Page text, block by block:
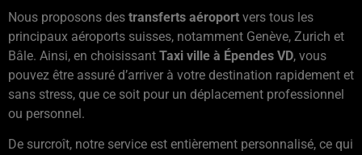
Nous proposons des transferts aéroport vers tous les
principaux aéroports suisses, notamment Genève, Zurich et
Bâle. Ainsi, en choisissant Taxi ville à Épendes VD, vous
pouvez être assuré d’arriver à votre destination rapidement et
sans stress, que ce soit pour un déplacement professionnel
ou personnel.
De surcroît, notre service est entièrement personnalisé, ce qui